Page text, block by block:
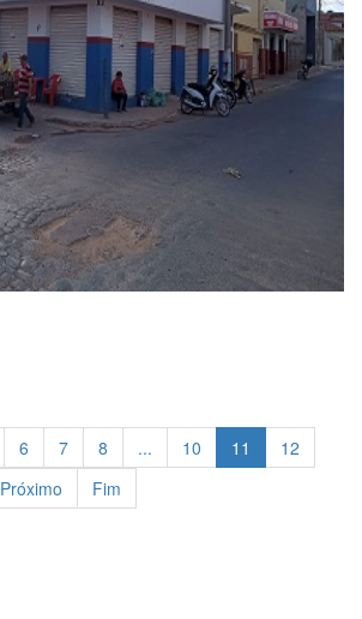
6 7 8 ... 10 11
12
Próximo Fim